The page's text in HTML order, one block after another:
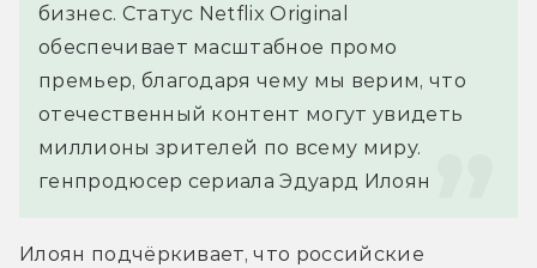
бизнес. Статус Netflix Original
обеспечивает масштабное промо
премьер, благодаря чему мы верим, что
отечественный контент могут увидеть
миллионы зрителей по всему миру.
генпродюсер сериала Эдуард Илоян
Илоян подчёркивает, что российские